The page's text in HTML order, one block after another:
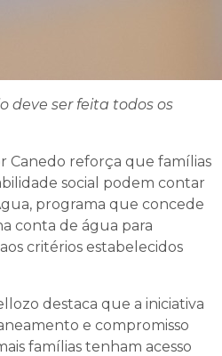
deve ser feita todos os
Canedo reforça que famílias
social podem contar
programa que concede
conta de água para
critérios estabelecidos
destaca que a iniciativa
e compromisso
famílias tenham acesso